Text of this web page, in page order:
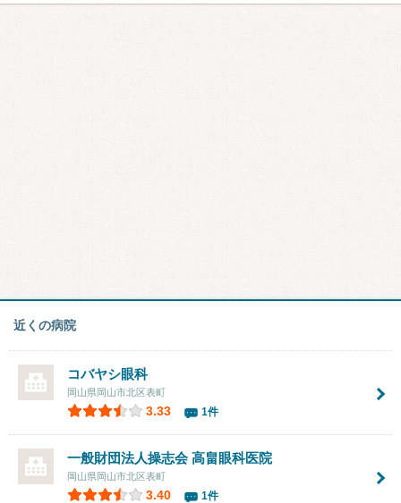
近くの病院
コバヤシ眼科
岡山県岡山市北区表町
3.33 1件
一般財団法人操志会 高畠眼科医院
岡山県岡山市北区表町
3.40 1件